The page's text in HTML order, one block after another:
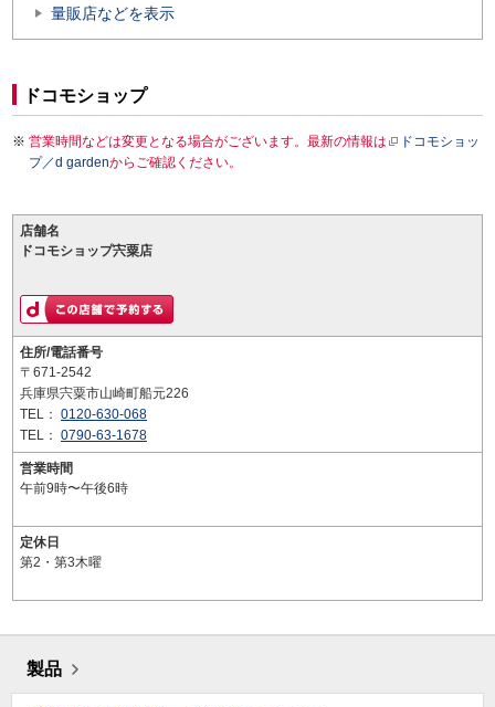
量販店などを表示
ドコモショップ
営業時間などは変更となる場合がございます。最新の情報は
ドコモショッ
プ／d gardenからご確認ください。
店舗名
ドコモショップ宍粟店
住所/電話番号
〒671-2542
兵庫県宍粟市山崎町船元226
TEL： 0120-630-068
TEL： 0790-63-1678
営業時間
午前9時〜午後6時
定休日
第2・第3木曜
製品